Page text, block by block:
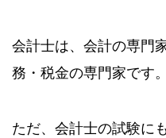
会計士は、会計の専門
務・税金の専門家です。
ただ、会計士の試験に